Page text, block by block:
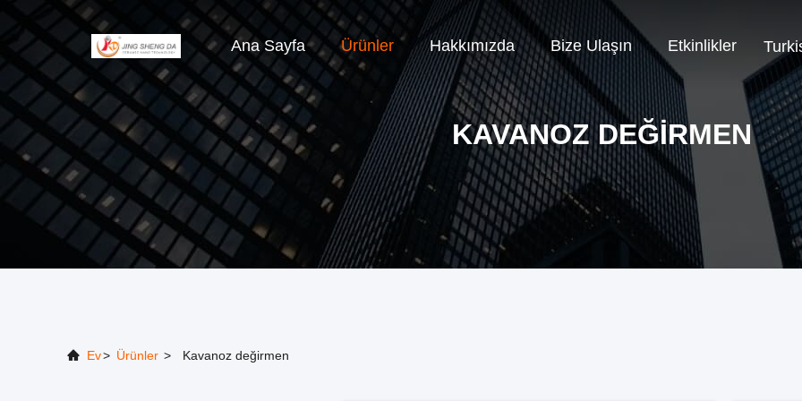
Ana Sayfa Ürünler Hakkımızda Bize Ulaşın Etkinlikler
KAVANOZ DEĞIRMEN
Ev> Ürünler > Kavanoz değirmen